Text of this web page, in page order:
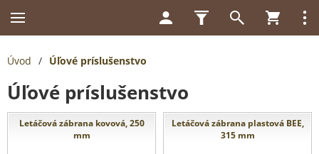
Úvod / Úľové príslušenstvo
Úľové príslušenstvo
Letáčová zábrana kovová, 250
mm
Letáčová zábrana plastová BEE,
315 mm